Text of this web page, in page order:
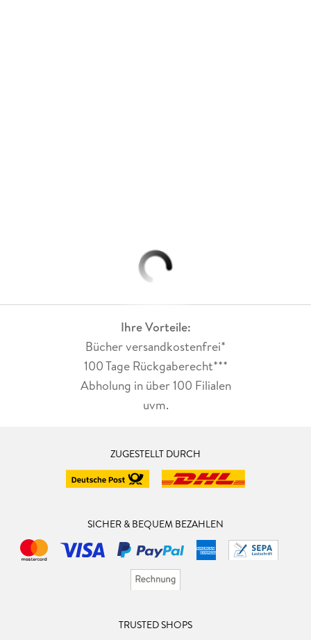
Ihre Vorteile:
Bücher versandkostenfrei*
100 Tage Rückgaberecht***
Abholung in über 100 Filialen
uvm.
ZUGESTELLT DURCH
SICHER & BEQUEM BEZAHLEN
TRUSTED SHOPS